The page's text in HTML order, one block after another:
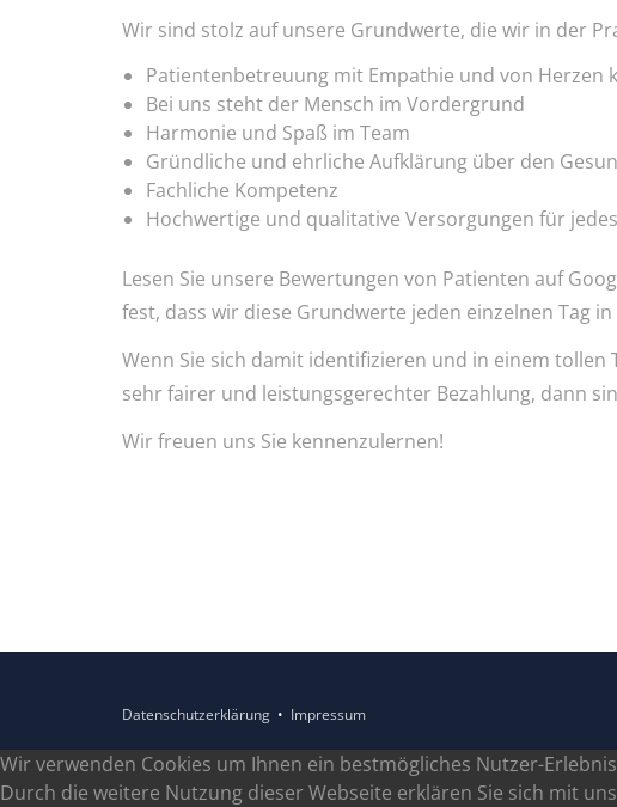
Wir sind stolz auf unsere Grundwerte, die wir in der
Patientenbetreuung mit Empathie und von Herzen
Bei uns steht der Mensch im Vordergrund
Harmonie und Spaß im Team
Gründliche und ehrliche Aufklärung über den
Fachliche Kompetenz
Hochwertige und qualitative Versorgungen für
Lesen Sie unsere Bewertungen von Patienten auf
fest, dass wir diese Grundwerte jeden einzelnen Tag
Wenn Sie sich damit identifizieren und in einem tollen
sehr fairer und leistungsgerechter Bezahlung, dann
Wir freuen uns Sie kennenzulernen!
Datenschutzerklärung • Impressum
Wir verwenden Cookies um Ihnen ein bestmögliches Nutzer-
Durch die weitere Nutzung dieser Webseite erklären Sie sich mit